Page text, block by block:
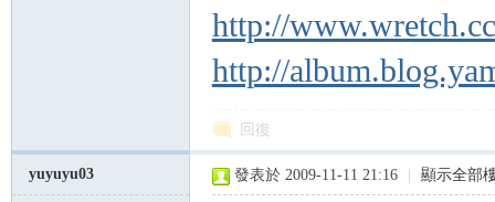
http://
http://
回復
yuyuyu03 發表於 2009-11-11 21:16 顯示全部